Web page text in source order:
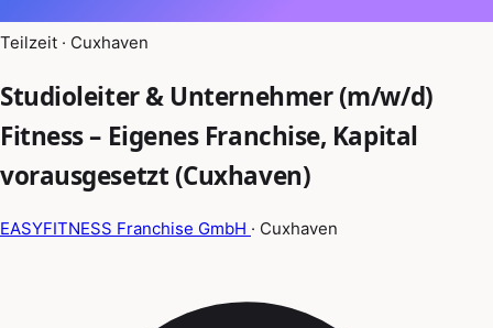
Teilzeit · Cuxhaven
Studioleiter & Unternehmer (m/w/d)
Fitness – Eigenes Franchise, Kapital
vorausgesetzt (Cuxhaven)
EASYFITNESS Franchise GmbH · Cuxhaven